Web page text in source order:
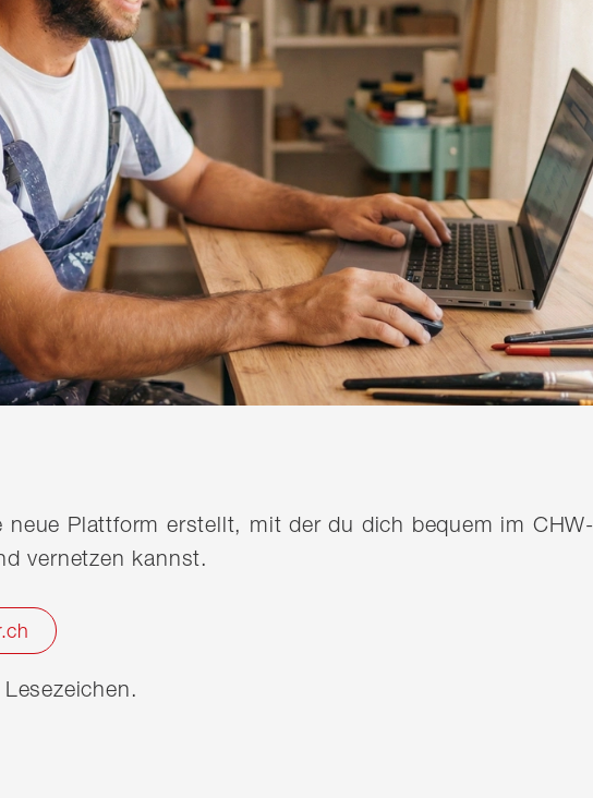
neue Plattform erstellt, mit der du dich bequem im CHW-
vernetzen kannst.